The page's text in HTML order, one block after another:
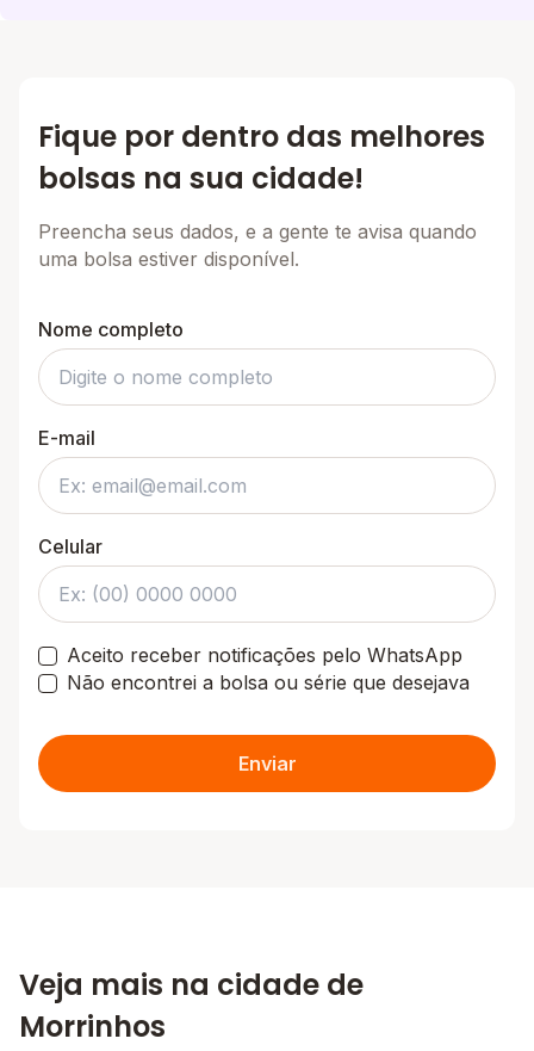
Fique por dentro das melhores
bolsas na sua cidade!
Preencha seus dados, e a gente te avisa quando
uma bolsa estiver disponível.
Nome completo
E-mail
Celular
Aceito receber notificações pelo WhatsApp
Não encontrei a bolsa ou série que desejava
Enviar
Veja mais na cidade de
Morrinhos